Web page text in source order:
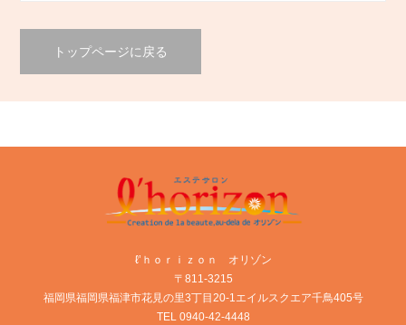
トップページに戻る
ℓ’ｈｏｒｉｚｏｎ オリゾン
〒811-3215
福岡県福岡県福津市花見の里3丁目20-1エイルスクエア千鳥405号
TEL 0940-42-4448